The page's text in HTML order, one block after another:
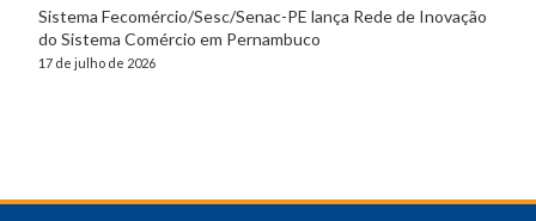
Sistema Fecomércio/Sesc/Senac-PE lança Rede de Inovação
do Sistema Comércio em Pernambuco
17 de julho de 2026